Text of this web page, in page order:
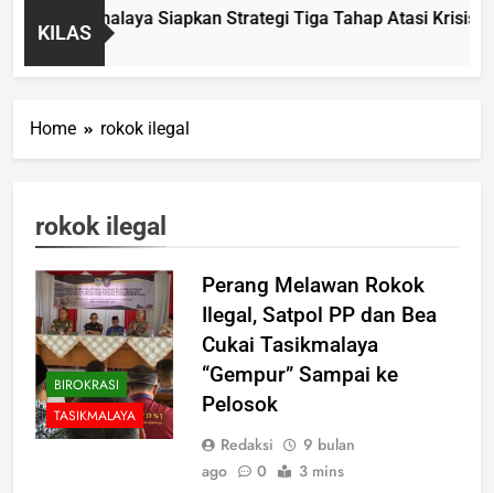
KILAS
Tasikmalaya Siapkan Strategi Tiga Tahap Atasi Krisis Air
Home rokok ilegal
rokok ilegal
BIROKRASI
TASIKMALAYA
Perang Melawan Rokok
Ilegal, Satpol PP dan Bea
Cukai Tasikmalaya
“Gempur” Sampai ke
Pelosok
Redaksi
9 bulan
ago
0 3 mins